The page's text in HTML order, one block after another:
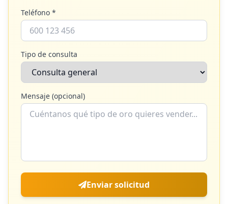
Teléfono *
Tipo de consulta
Mensaje (opcional)
Enviar solicitud